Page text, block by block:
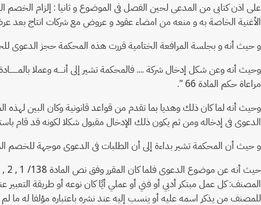
على اذن كتابى من المدعى لحين الفصل فى الموضوع و ثانيا : إلزام الخصم
الأغنية الخاصة به و منعه من امضاء عقود و عروض مع شركات انتاج بعد
و حيث أنه و بجلسة المرافعة الختامية قررت هذه المحكمة حجز الدعوى
مراعاة حكم المادة 66 ".
وحيث أنه لما كان ذلك وهديا بما تقدم من قواعد قانونية وكان البين
الدعوى فى إدخاله ومن ثم يكون ذلك الإدخال مقبول شكلا لكونه قد قام
و حيث أن المحكمة تشير بداءة إلى أن الطلبات فى الدعوى موجهة
للمصنف من يذكر اسمه عليه أو ينسب إليه عند نشره باعتباره مؤلفا له